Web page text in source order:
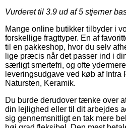
Vurderet til 3.9 ud af 5 stjerner
Mange online butikker tilbyder i
forskellige fragttyper. En af
til en pakkeshop, hvor du selv
lige præcis når det passer ind i
særligt smertefri, og ofte
leveringsudgave ved køb af Intra
Natursten, Keramik.
Du burde derudover tænke over
din lejlighed eller til dit arbejdes
sig gennemsnitligt en tak mere